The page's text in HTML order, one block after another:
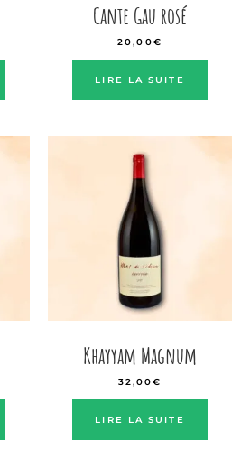
Cante Gau rosé
20,00€
LIRE LA SUITE
Khayyam Magnum
32,00€
LIRE LA SUITE